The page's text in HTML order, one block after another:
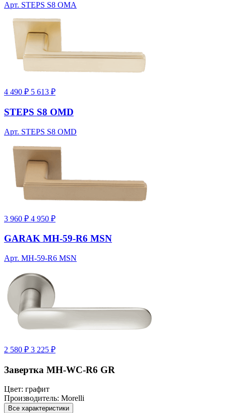
Арт. STEPS S8 OMA
4 490 ₽ 5 613 ₽
STEPS S8 OMD
Арт. STEPS S8 OMD
3 960 ₽ 4 950 ₽
GARAK MH-59-R6 MSN
Арт. MH-59-R6 MSN
2 580 ₽ 3 225 ₽
Завертка MH-WC-R6 GR
Цвет: графит
Производитель: Morelli
Все характеристики